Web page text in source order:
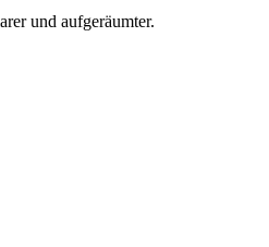
und aufgeräumter.